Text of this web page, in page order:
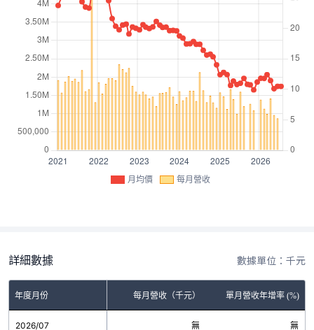
月均價 每月營收
詳細數據 數據單位：千元
年度月份 每月營收（千元） 單月營收年增率 (%)
2026/07 無 無